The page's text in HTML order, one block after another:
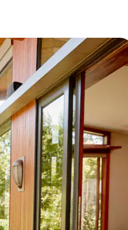
kao i dodirom ili